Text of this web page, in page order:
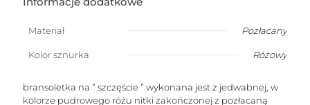
fluo
różowa
(symbol
Materiał Pozłacany
Kolor sznurka Różowy
bransoletka na ” szczęście ” wykonana jest z jedwabnej, w
kolorze pudrowego różu nitki zakończonej z pozłacaną